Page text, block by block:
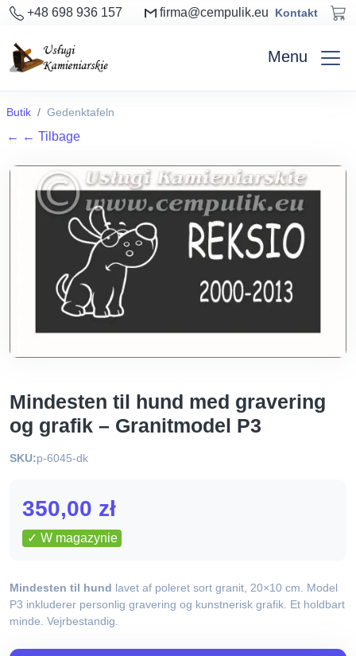
+48 698 936 157 firma@cempulik.eu Kontakt
Menu
Butik Gedenktafeln
← ← Tilbage
Mindesten til hund med gravering
og grafik – Granitmodel P3
SKU:p-6045-dk
350,00 zł
✓ W magazynie
Mindesten til hund lavet af poleret sort granit, 20×10 cm. Model
P3 inkluderer personlig gravering og kunstnerisk grafik. Et holdbart
minde. Vejrbestandig.